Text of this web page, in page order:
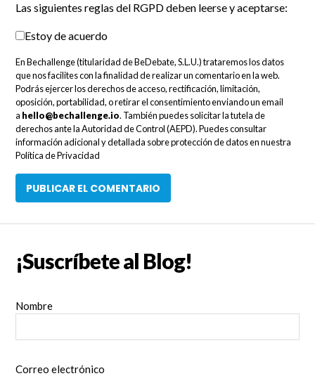
Las siguientes reglas del RGPD deben leerse y aceptarse:
Estoy de acuerdo
En Bechallenge (titularidad de BeDebate, S.L.U.) trataremos los datos
que nos facilites con la finalidad de realizar un comentario en la web.
Podrás ejercer los derechos de acceso, rectificación, limitación,
oposición, portabilidad, o retirar el consentimiento enviando un email
a hello@bechallenge.io. También puedes solicitar la tutela de
derechos ante la Autoridad de Control (AEPD). Puedes consultar
información adicional y detallada sobre protección de datos en nuestra
Política de Privacidad
¡Suscríbete al Blog!
Nombre
Correo electrónico